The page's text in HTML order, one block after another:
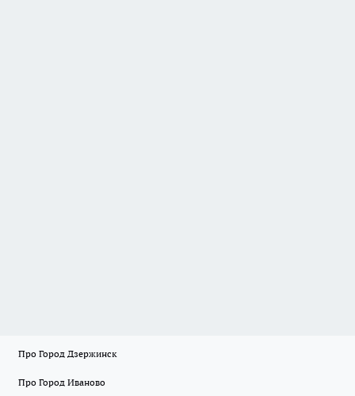
Про Город Дзержинск
Про Город Иваново